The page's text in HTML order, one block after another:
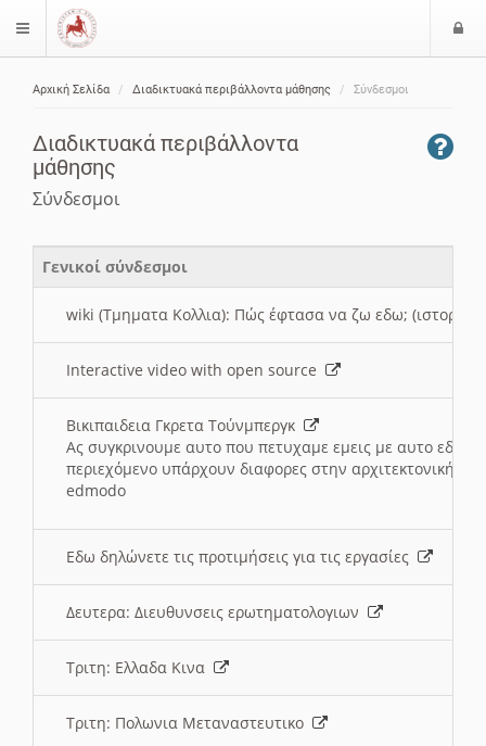
$langMenu
Αρχική Σελίδα Διαδικτυακά περιβάλλοντα μάθησης Σύνδεσμοι
Διαδικτυακά περιβάλλοντα
μάθησης
Σύνδεσμοι
Γενικοί σύνδεσμοι
wiki (Τμηματα Κολλια): Πώς έφτασα να ζω εδω; (ιστορια)
Interactive video with open source
Βικιπαιδεια Γκρετα Τούνμπεργκ
Ας συγκρινουμε αυτο που πετυχαμε εμεις με αυτο εδω
περιεχόμενο υπάρχουν διαφορες στην αρχιτεκτονική
edmodo
Εδω δηλώνετε τις προτιμήσεις για τις εργασίες
Δευτερα: Διευθυνσεις ερωτηματολογιων
Τριτη: Ελλαδα Κινα
Τριτη: Πολωνια Μεταναστευτικο